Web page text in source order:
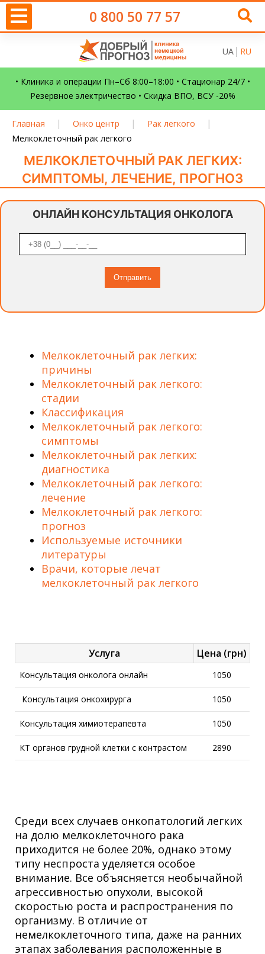
0 800 50 77 57
UA RU
• Клиника и операции Пн–Сб 8:00–18:00 • Стационар 24/7 •
Резервное электричество • Скидка ВПО, ВСУ -20%
Главная | Онко центр | Рак легкого |
Мелкоклеточный рак легкого
МЕЛКОКЛЕТОЧНЫЙ РАК ЛЕГКИХ:
СИМПТОМЫ, ЛЕЧЕНИЕ, ПРОГНОЗ
ОНЛАЙН КОНСУЛЬТАЦИЯ ОНКОЛОГА
Мелкоклеточный рак легких:
причины
Мелкоклеточный рак легкого:
стадии
Классификация
Мелкоклеточный рак легкого:
симптомы
Мелкоклеточный рак легких:
диагностика
Мелкоклеточный рак легкого:
лечение
Мелкоклеточный рак легкого:
прогноз
Используемые источники
литературы
Врачи, которые лечат
мелкоклеточный рак легкого
Услуга Цена (грн)
Консультация онколога онлайн 1050
Консультация онкохирурга 1050
Консультация химиотерапевта 1050
КТ органов грудной клетки с контрастом 2890
Среди всех случаев онкопатологий легких
на долю мелкоклеточного рака
приходится не более 20%, однако этому
типу неспроста уделяется особое
внимание. Все объясняется необычайной
агрессивностью опухоли, высокой
скоростью роста и распространения по
организму. В отличие от
немелкоклеточного типа, даже на ранних
этапах заболевания расположенные в